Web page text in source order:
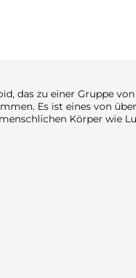
das zu einer Gruppe
Es ist eines von
Körper wie